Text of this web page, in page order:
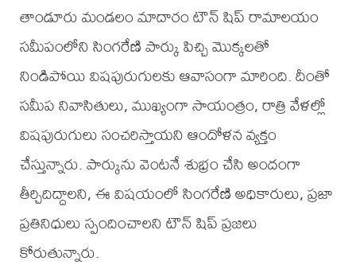
తాండూరు మండలం మాదారం టౌన్ షిప్ రామాలయం
సమీపంలోని సింగరేణి పార్కు పిచ్చి మొక్కలతో
నిండిపోయి విషపురుగులకు ఆవాసంగా మారింది. దీంతో
సమీప నివాసితులు, ముఖ్యంగా సాయంత్రం, రాత్రి వేళల్లో
విషపురుగులు సంచరిస్తాయని ఆందోళన వ్యక్తం
చేస్తున్నారు. పార్కును వెంటనే శుభ్రం చేసి అందంగా
తీర్చిదిద్దాలని, ఈ విషయంలో సింగరేణి అధికారులు, ప్రజా
ప్రతినిధులు స్పందించాలని టౌన్ షిప్ ప్రజలు
కోరుతున్నారు.